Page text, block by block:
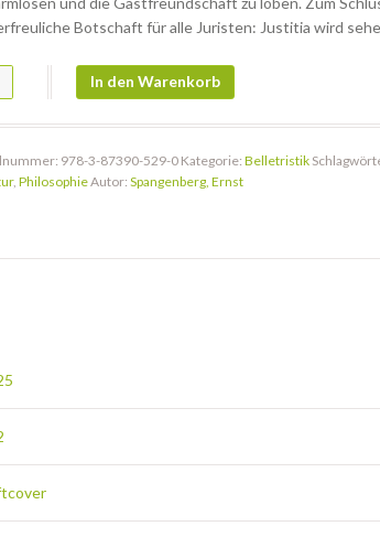
Botschaft für alle Juristen: Justitia wird
kümmerts den Wal Menge
In den Warenkorb
978-3-87390-529-0 Kategorie:Belletristik
,PhilosophieAutor:Spangenberg, Ernst